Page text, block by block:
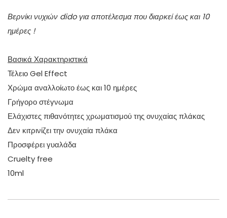
Βερνίκι νυχιών dido για αποτέλεσμα που διαρκεί έως και 10
ημέρες !
Βασικά Χαρακτηριστικά
ΤέλειοGel Effect
Χρώμα αναλλοίωτο έως και 10 ημέρες
Γρήγορο στέγνωμα
Ελάχιστες πιθανότητες χρωματισμού της ονυχαίας πλάκας
Δεν κιτρινίζει την ονυχαία πλάκα
Προσφέρει γυαλάδα
Cruelty free
10ml